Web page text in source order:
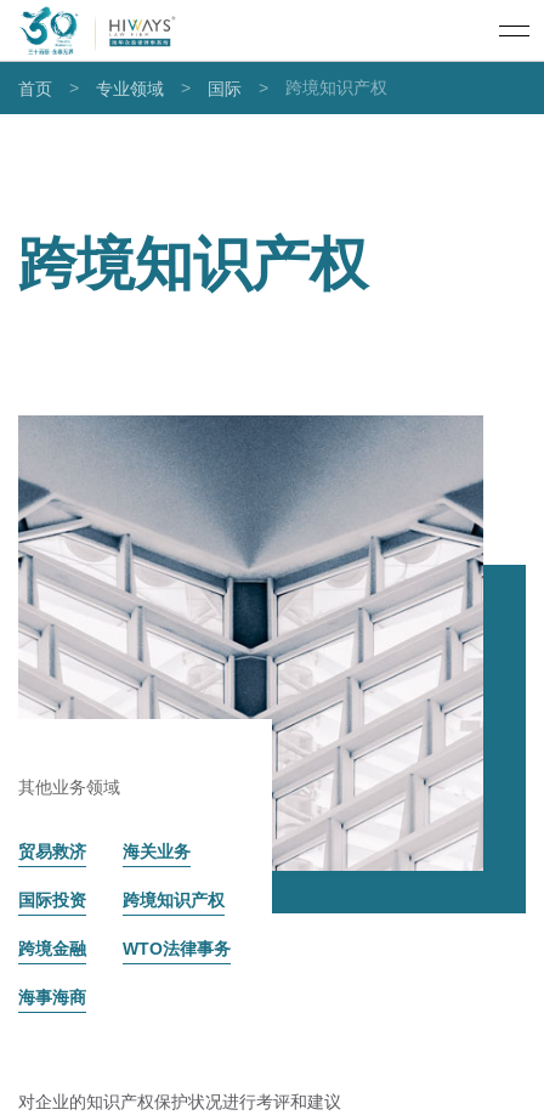
首页 > 专业领域 > 国际 > 跨境知识产权
跨境知识产权
其他业务领域
贸易救济 海关业务
国际投资 跨境知识产权
跨境金融 WTO法律事务
海事海商
对企业的知识产权保护状况进行考评和建议